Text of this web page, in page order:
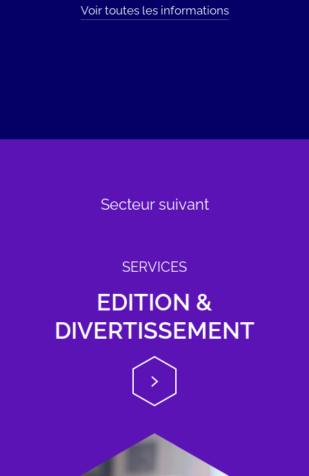
Voir toutes les informations
Secteur suivant
SERVICES
EDITION &
DIVERTISSEMENT